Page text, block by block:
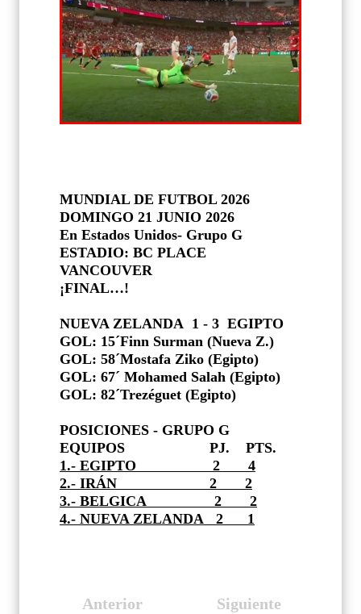
MUNDIAL DE FUTBOL 2026
DOMINGO 21 JUNIO 2026
En Estados Unidos- Grupo G
ESTADIO: BC PLACE
VANCOUVER
¡FINAL…!
NUEVA ZELANDA 1 - 3 EGIPTO
GOL: 15´Finn Surman (Nueva Z.)
GOL: 58´Mostafa Ziko (Egipto)
GOL: 67´ Mohamed Salah (Egipto)
GOL: 82´Trezéguet (Egipto)
POSICIONES - GRUPO G
EQUIPOS
PJ.
PTS.
1.- EGIPTO
2
4
2.- IRÁN
2
2
3.- BELGICA
2
2
4.- NUEVA ZELANDA 2
1
Siguiente
Anterior